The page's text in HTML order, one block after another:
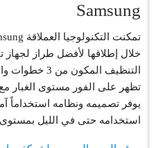
Samsung
خلال إطلاقها لأفضل طراز لجهاز
التنظيف
يوفر تصميمه ونظامه استخداماً
استخدامه حتى في الليل